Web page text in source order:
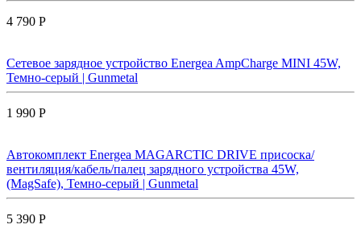
4 790 Р
Сетевое зарядное устройство Energea AmpCharge MINI 45W,
Темно-серый | Gunmetal
1 990 Р
Автокомплект Energea MAGARCTIC DRIVE присоска/
вентиляция/кабель/палец зарядного устройства 45W,
(MagSafe), Темно-серый | Gunmetal
5 390 Р